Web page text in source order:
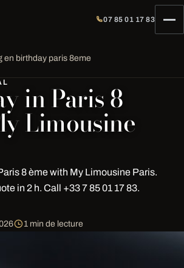
07 85 01 17 83
en birthday paris 8eme
in Paris 8
Limousine
8 ème with My Limousine Paris.
in 2 h. Call +33 7 85 01 17 83.
1 min de lecture